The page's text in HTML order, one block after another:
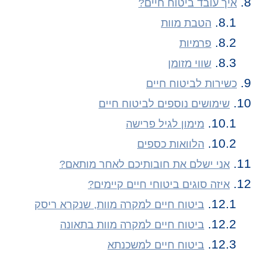
איך עובד ביטוח חיים?
הטבת מוות
פרמיות
שווי מזומן
כשירות לביטוח חיים
שימושים נוספים לביטוח חיים
מימון לגיל פרישה
הלוואות כספים
אני ישלם את חובותיכם לאחר מותאם?
איזה סוגים ביטוחי חיים קיימים?
ביטוח חיים למקרה מוות, שנקרא ריסק
ביטוח חיים למקרה מוות בתאונה
ביטוח חיים למשכנתא